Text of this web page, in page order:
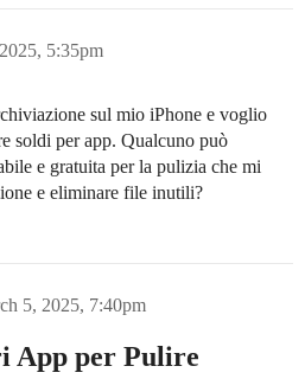
5:35pm
sul mio iPhone e voglio
soldi per app. Qualcuno può
e gratuita per la pulizia che mi
e eliminare file inutili?
5, 2025, 7:40pm
App per Pulire